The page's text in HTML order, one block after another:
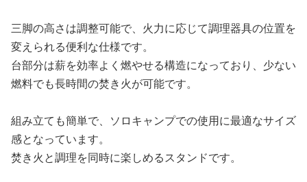
三脚の高さは調整可能で、火力に応じて調理器具の位置を
変えられる便利な仕様です。
台部分は薪を効率よく燃やせる構造になっており、少ない
燃料でも長時間の焚き火が可能です。
組み立ても簡単で、ソロキャンプでの使用に最適なサイズ
感となっています。
焚き火と調理を同時に楽しめるスタンドです。